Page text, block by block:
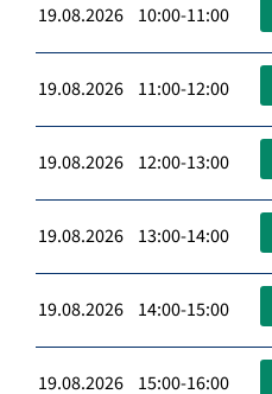
19.08.2026 10:00-11:00
19.08.2026 11:00-12:00
19.08.2026 12:00-13:00
19.08.2026 13:00-14:00
19.08.2026 14:00-15:00
19.08.2026 15:00-16:00